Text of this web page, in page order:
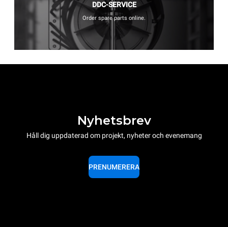
DDC-SERVICE
Order spare parts online.
Nyhetsbrev
Håll dig uppdaterad om projekt, nyheter och evenemang
PRENUMERERA